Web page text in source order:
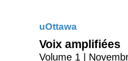
uOttawa
Voix amplifiées
Volume 1 |